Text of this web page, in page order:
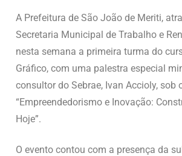
A Prefeitura de São João de Meriti,
Secretaria Municipal de Trabalho e
nesta semana a primeira turma do
Gráfico, com uma palestra especial
consultor do Sebrae, Ivan Accioly, sob
“Empreendedorismo e Inovação:
Hoje”.
O evento contou com a presença da